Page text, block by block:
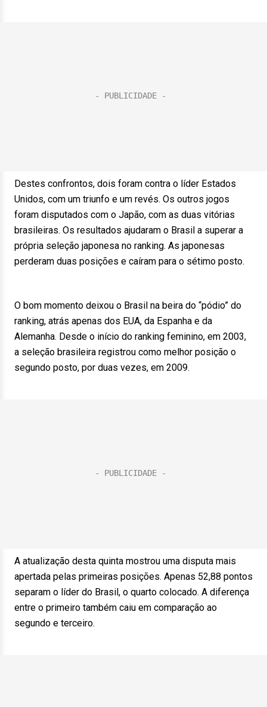
Destes confrontos, dois foram contra o líder Estados
Unidos, com um triunfo e um revés. Os outros jogos
foram disputados com o Japão, com as duas vitórias
brasileiras. Os resultados ajudaram o Brasil a superar a
própria seleção japonesa no ranking. As japonesas
perderam duas posições e caíram para o sétimo posto.
O bom momento deixou o Brasil na beira do “pódio” do
ranking, atrás apenas dos EUA, da Espanha e da
Alemanha. Desde o início do ranking feminino, em 2003,
a seleção brasileira registrou como melhor posição o
segundo posto, por duas vezes, em 2009.
A atualização desta quinta mostrou uma disputa mais
apertada pelas primeiras posições. Apenas 52,88 pontos
separam o líder do Brasil, o quarto colocado. A diferença
entre o primeiro também caiu em comparação ao
segundo e terceiro.